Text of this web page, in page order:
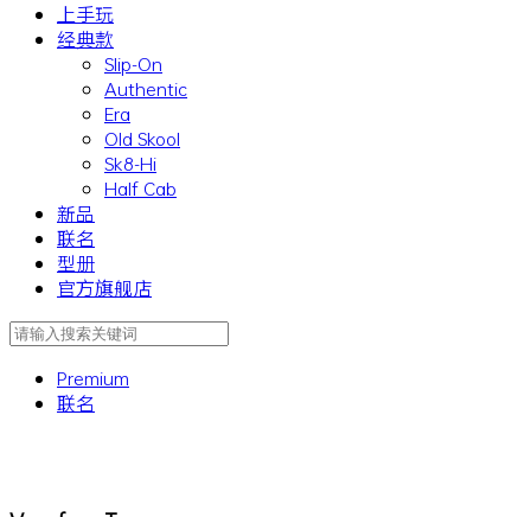
上手玩
经典款
Slip-On
Authentic
Era
Old Skool
Sk8-Hi
Half Cab
新品
联名
型册
官方旗舰店
Premium
联名